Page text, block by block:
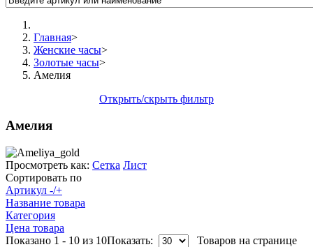
Главная>
Женские часы>
Золотые часы>
Амелия
Открыть/скрыть фильтр
Амелия
Просмотреть как: Сетка Лист
Сортировать по
Артикул -/+
Название товара
Категория
Цена товара
Показано 1 - 10 из 10Показать: Товаров на странице